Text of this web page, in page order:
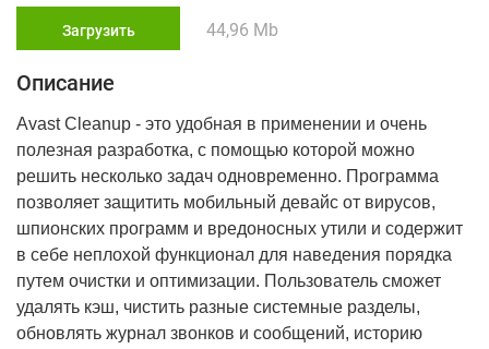
Загрузить 44,96 Mb
Описание
Avast Cleanup - это удобная в применении и очень
полезная разработка, с помощью которой можно
решить несколько задач одновременно. Программа
позволяет защитить мобильный девайс от вирусов,
шпионских программ и вредоносных утили и содержит
в себе неплохой функционал для наведения порядка
путем очистки и оптимизации. Пользователь сможет
удалять кэш, чистить разные системные разделы,
обновлять журнал звонков и сообщений, историю